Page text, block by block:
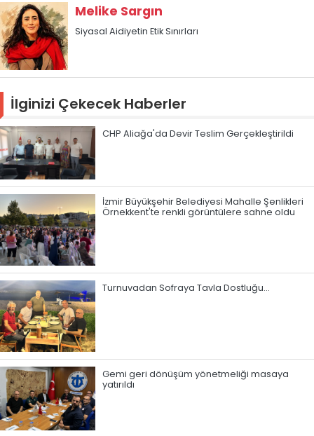
Melike Sargın
Siyasal Aidiyetin Etik Sınırları
İlginizi Çekecek Haberler
CHP Aliağa'da Devir Teslim Gerçekleştirildi
İzmir Büyükşehir Belediyesi Mahalle Şenlikleri
Örnekkent'te renkli görüntülere sahne oldu
Turnuvadan Sofraya Tavla Dostluğu…
Gemi geri dönüşüm yönetmeliği masaya
yatırıldı